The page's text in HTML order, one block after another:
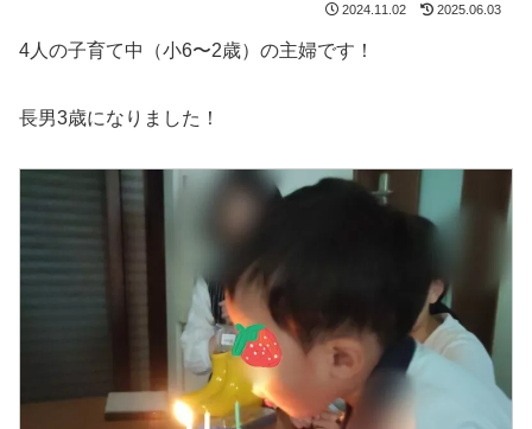
2024.11.02 2025.06.03
4人の子育て中（小6〜2歳）の主婦です！
長男3歳になりました！